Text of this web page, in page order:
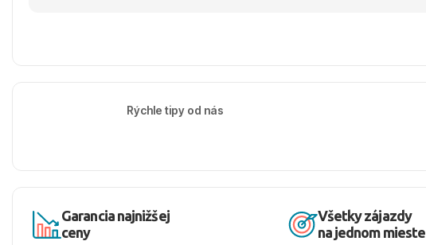
Rýchle tipy od nás
Garancia najnižšej
ceny
Všetky zájazdy
na jednom mieste